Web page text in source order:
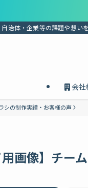
治体・企業等の課題や想
会社
シの制作実績・お客様の声
用画像】チー